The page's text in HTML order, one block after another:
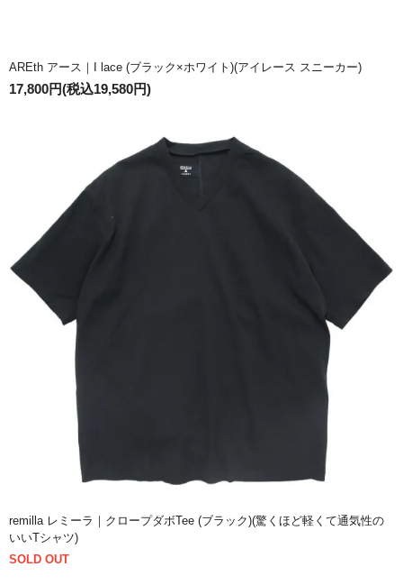
AREth アース｜I lace (ブラック×ホワイト)(アイレース スニーカー)
17,800円(税込19,580円)
remilla レミーラ｜クロープダボTee (ブラック)(驚くほど軽くて通気性の
いいTシャツ)
SOLD OUT